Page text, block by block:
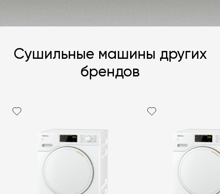
Сушильные машины других
брендов